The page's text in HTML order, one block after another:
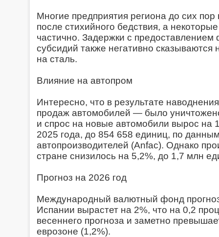
Многие предприятия региона до сих
после стихийного бедствия, а
частично. Задержки с
субсидий также негативно сказываются
на сталь.
Влияние на автопром
Интересно, что в результате
продаж автомобилей — было
и спрос на новые автомобили вырос на
2025 года, до 854 658 единиц, по
автопроизводителей (Anfac). Однако
стране снизилось на 5,2%, до 1,7 млн
Прогноз на 2026 год
Международный валютный фонд
Испании вырастет на 2%, что на 0,2
весеннего прогноза и заметно
еврозоне (1,2%).